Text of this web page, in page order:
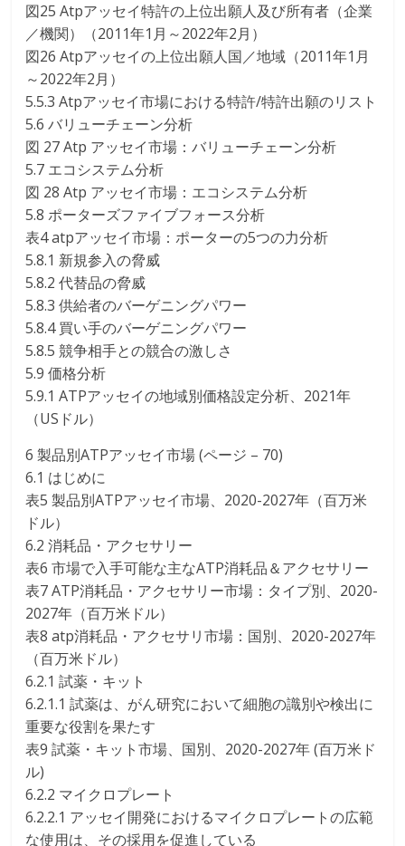
図25 Atpアッセイ特許の上位出願人及び所有者（企業
／機関）（2011年1月～2022年2月）
図26 Atpアッセイの上位出願人国／地域（2011年1月
～2022年2月）
5.5.3 Atpアッセイ市場における特許/特許出願のリスト
5.6 バリューチェーン分析
図 27 Atp アッセイ市場：バリューチェーン分析
5.7 エコシステム分析
図 28 Atp アッセイ市場：エコシステム分析
5.8 ポーターズファイブフォース分析
表4 atpアッセイ市場：ポーターの5つの力分析
5.8.1 新規参入の脅威
5.8.2 代替品の脅威
5.8.3 供給者のバーゲニングパワー
5.8.4 買い手のバーゲニングパワー
5.8.5 競争相手との競合の激しさ
5.9 価格分析
5.9.1 ATPアッセイの地域別価格設定分析、2021年
（USドル）
6 製品別ATPアッセイ市場 (ページ – 70)
6.1 はじめに
表5 製品別ATPアッセイ市場、2020-2027年（百万米
ドル）
6.2 消耗品・アクセサリー
表6 市場で入手可能な主なATP消耗品＆アクセサリー
表7 ATP消耗品・アクセサリー市場：タイプ別、2020-
2027年（百万米ドル）
表8 atp消耗品・アクセサリ市場：国別、2020-2027年
（百万米ドル）
6.2.1 試薬・キット
6.2.1.1 試薬は、がん研究において細胞の識別や検出に
重要な役割を果たす
表9 試薬・キット市場、国別、2020-2027年 (百万米ド
ル)
6.2.2 マイクロプレート
6.2.2.1 アッセイ開発におけるマイクロプレートの広範
な使用は、その採用を促進している